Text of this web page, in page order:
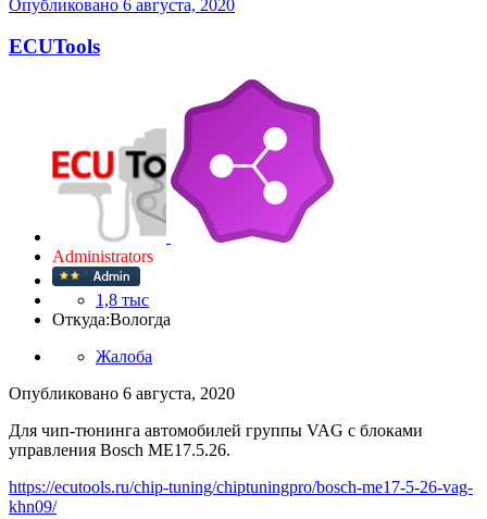
Опубликовано 6 августа, 2020
ECUTools
Administrators
1,8 тыс
Откуда:Вологда
Жалоба
Опубликовано 6 августа, 2020
Для чип-тюнинга автомобилей группы VAG с блоками
управления Bosch ME17.5.26.
https://ecutools.ru/chip-tuning/chiptuningpro/bosch-me17-5-26-vag-
khn09/